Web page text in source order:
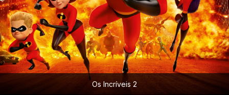
Os Incríveis 2